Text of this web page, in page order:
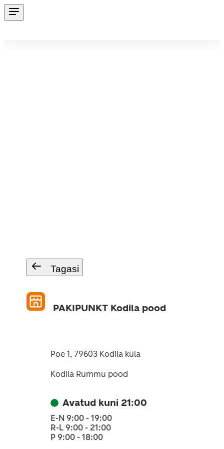
Tagasi
PAKIPUNKT Kodila pood
Poe 1, 79603 Kodila küla
Kodila Rummu pood
Avatud kuni 21:00
E-N 9:00 - 19:00
R-L 9:00 - 21:00
P 9:00 - 18:00